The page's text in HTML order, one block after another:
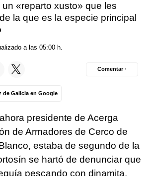
«reparto xusto» que les
la que es la especie principal
a las 05:00 h.
de Galicia en Google
Comentar ·
presidente de Acerga
de Armadores de Cerco de
estaba de segundo de la
se hartó de denunciar que
pescando con dinamita.